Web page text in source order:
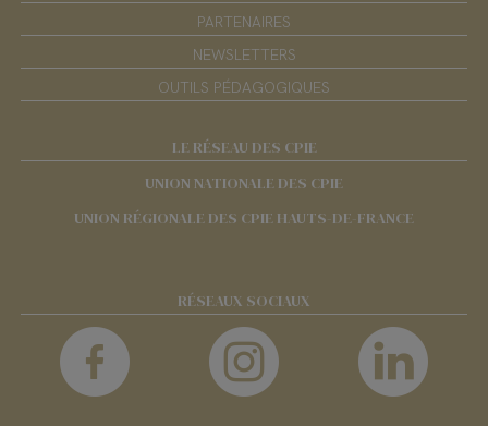
PARTENAIRES
NEWSLETTERS
OUTILS PÉDAGOGIQUES
LE RÉSEAU DES CPIE
UNION NATIONALE DES CPIE
UNION RÉGIONALE DES CPIE HAUTS-DE-FRANCE
RÉSEAUX SOCIAUX